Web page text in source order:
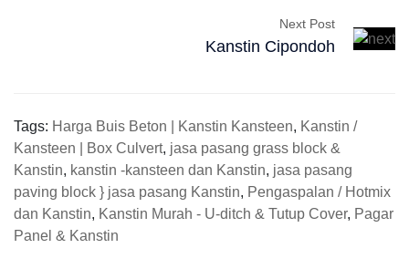
Next Post
Kanstin Cipondoh
Tags: Harga Buis Beton | Kanstin Kansteen, Kanstin /
Kansteen | Box Culvert, jasa pasang grass block &
Kanstin, kanstin -kansteen dan Kanstin, jasa pasang
paving block } jasa pasang Kanstin, Pengaspalan / Hotmix
dan Kanstin, Kanstin Murah - U-ditch & Tutup Cover, Pagar
Panel & Kanstin